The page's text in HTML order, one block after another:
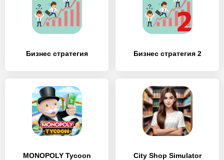
Бизнес стратегия Бизнес стратегия 2
MONOPOLY Tycoon City Shop Simulator